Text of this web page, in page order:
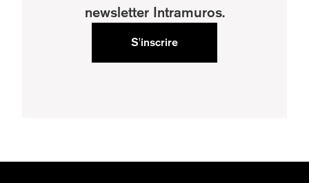
newsletter Intramuros.
S'inscrire